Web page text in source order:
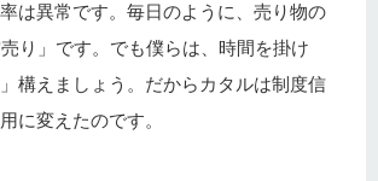
は異常です。毎日のように、売り物の
り」です。でも僕らは、時間を掛け
構えましょう。だからカタルは制度信
に変えたのです。